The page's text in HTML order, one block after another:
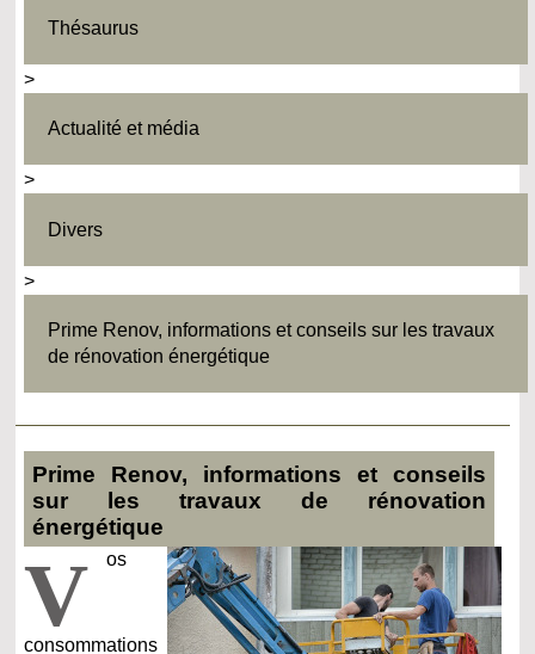
Thésaurus
>
Actualité et média
>
Divers
>
Prime Renov, informations et conseils sur les travaux
de rénovation énergétique
Prime Renov, informations et conseils
sur les travaux de rénovation
énergétique
V os
consommations